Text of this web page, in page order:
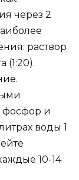
через 2
раствор
(1:20).
фосфор и
воды 1
10-14